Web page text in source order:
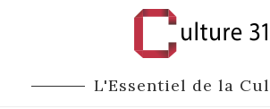
L'Essentiel de la